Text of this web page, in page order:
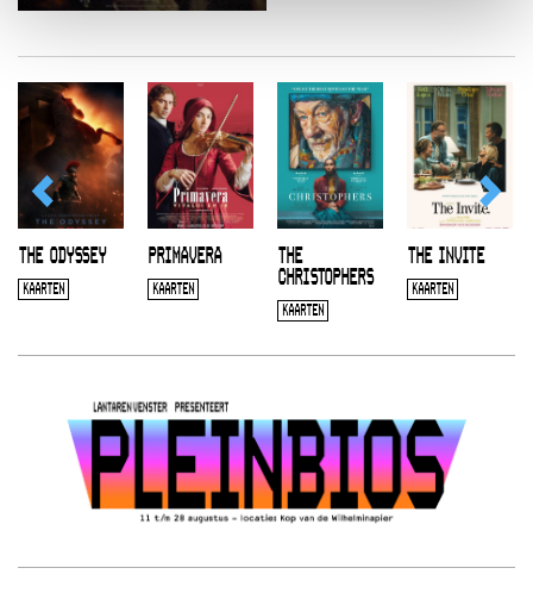
THE ODYSSEY
KAARTEN
PRIMAVERA
KAARTEN
THE
CHRISTOPHERS
KAARTEN
THE INVITE
KAARTEN